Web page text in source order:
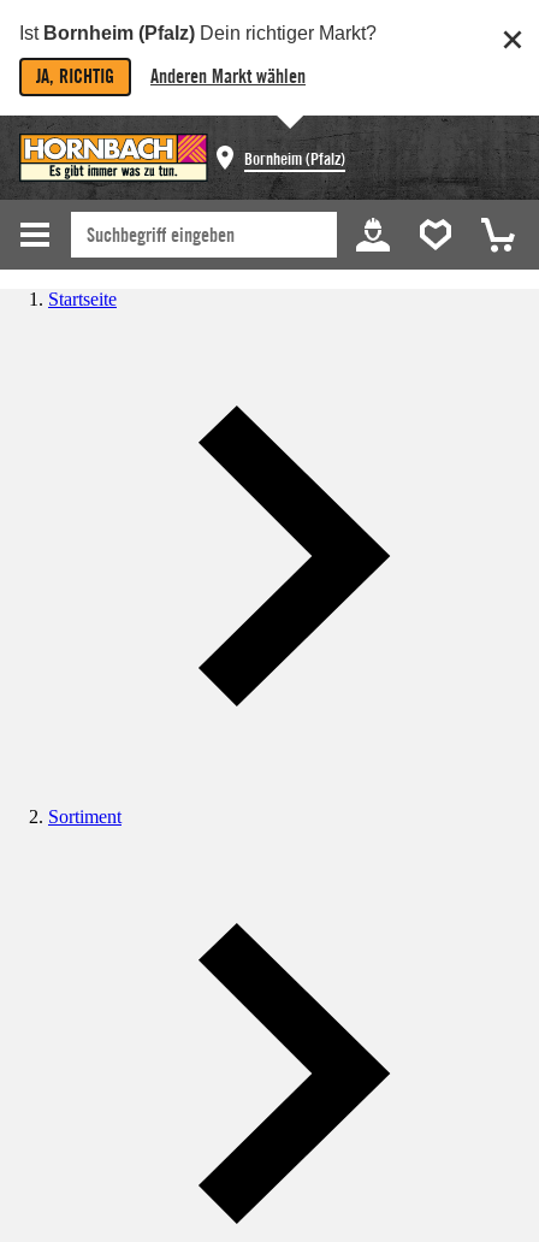
Ist Bornheim (Pfalz) Dein richtiger Markt?
JA, RICHTIG Anderen Markt wählen
Bornheim (Pfalz)
Startseite
Sortiment